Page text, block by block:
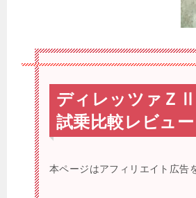
ディレッツァＺ
試乗比較レビュー
本ページはアフィリエイト広告